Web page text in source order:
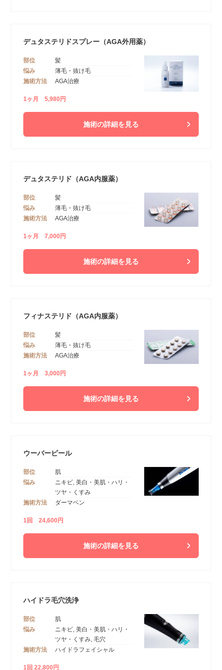
デュタステリドスプレー（AGA外用薬）
部位
髪
悩み
薄毛・抜け毛
施術方法
AGA治療
1ヶ月 5,980円
施術の詳細を見る
デュタステリド（AGA内服薬）
部位
髪
悩み
薄毛・抜け毛
施術方法
AGA治療
1ヶ月 7,000円
施術の詳細を見る
フィナステリド（AGA内服薬）
部位
髪
悩み
薄毛・抜け毛
施術方法
AGA治療
1ヶ月 3,000円
施術の詳細を見る
ウーバーピール
部位
肌
悩み
ニキビ, 美白・美肌・ハリ・
ツヤ・くすみ
施術方法
ダーマペン
1回 24,600円
施術の詳細を見る
ハイドラ毛穴洗浄
部位
肌
悩み
ニキビ, 美白・美肌・ハリ・
ツヤ・くすみ, 毛穴
施術方法
ハイドラフェイシャル
1回 22,800円